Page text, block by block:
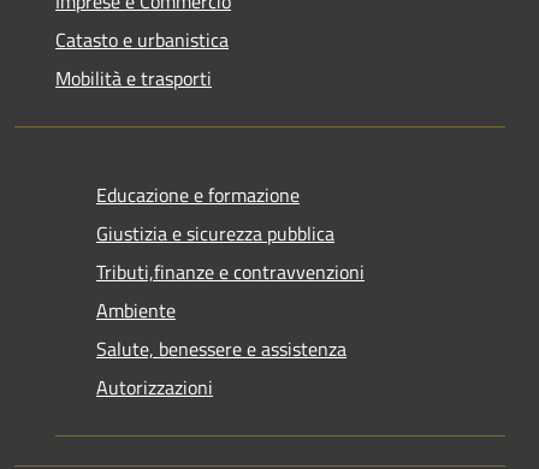
Catasto e urbanistica
Mobilità e trasporti
Educazione e formazione
Giustizia e sicurezza pubblica
Tributi,finanze e contravvenzioni
Ambiente
Salute, benessere e assistenza
Autorizzazioni